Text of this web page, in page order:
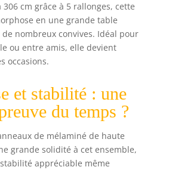
306 cm grâce à 5 rallonges, cette
en une grande table
nombreux convives. Idéal pour
ou entre amis, elle devient
occasions.
et stabilité : une
du temps ?
de mélaminé de haute
grande solidité à cet ensemble,
appréciable même